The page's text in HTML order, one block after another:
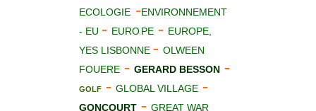
ECOLOGIE -ENVIRONNEMENT
- EU - EUROPE - EUROPE,
YES LISBONNE - OLWEEN
FOUERE - GERARD BESSON -
GOLF - GLOBAL VILLAGE -
GONCOURT - GREAT WAR